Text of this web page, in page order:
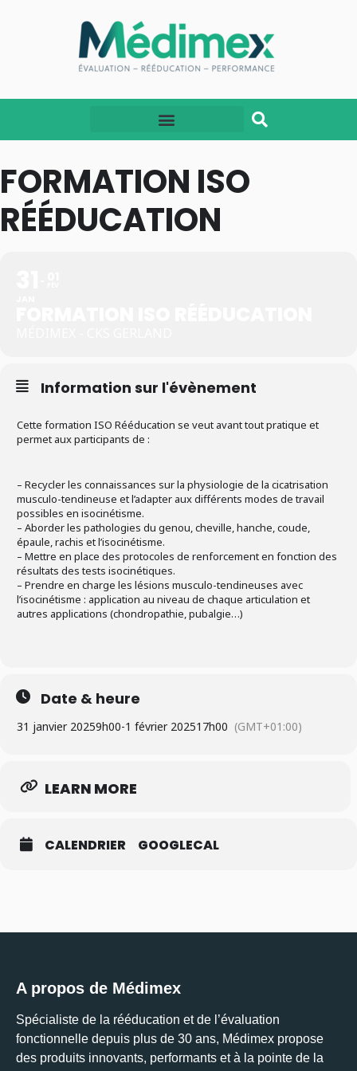
FORMATION ISO
RÉÉDUCATION
Information sur l'évènement
Cette formation ISO Rééducation se veut avant tout pratique et
permet aux participants de :
– Recycler les connaissances sur la physiologie de la cicatrisation
musculo-tendineuse et l’adapter aux différents modes de travail
possibles en isocinétisme.
– Aborder les pathologies du genou, cheville, hanche, coude,
épaule, rachis et l’isocinétisme.
– Mettre en place des protocoles de renforcement en fonction des
résultats des tests isocinétiques.
– Prendre en charge les lésions musculo-tendineuses avec
l’isocinétisme : application au niveau de chaque articulation et
autres applications (chondropathie, pubalgie…)
Date & heure
31 janvier 20259h00-1 février 202517h00 (GMT+01:00)
LEARN MORE
CALENDRIER GOOGLECAL
A propos de Médimex
Spécialiste de la rééducation et de l’évaluation
fonctionnelle depuis plus de 30 ans, Médimex propose
des produits innovants, performants et à la pointe de la